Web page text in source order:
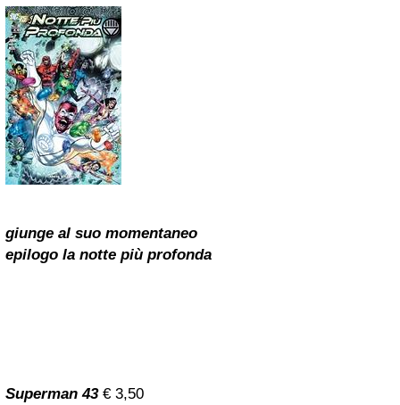
giunge al suo momentaneo
epilogo la notte più profonda
Superman 43€ 3,50